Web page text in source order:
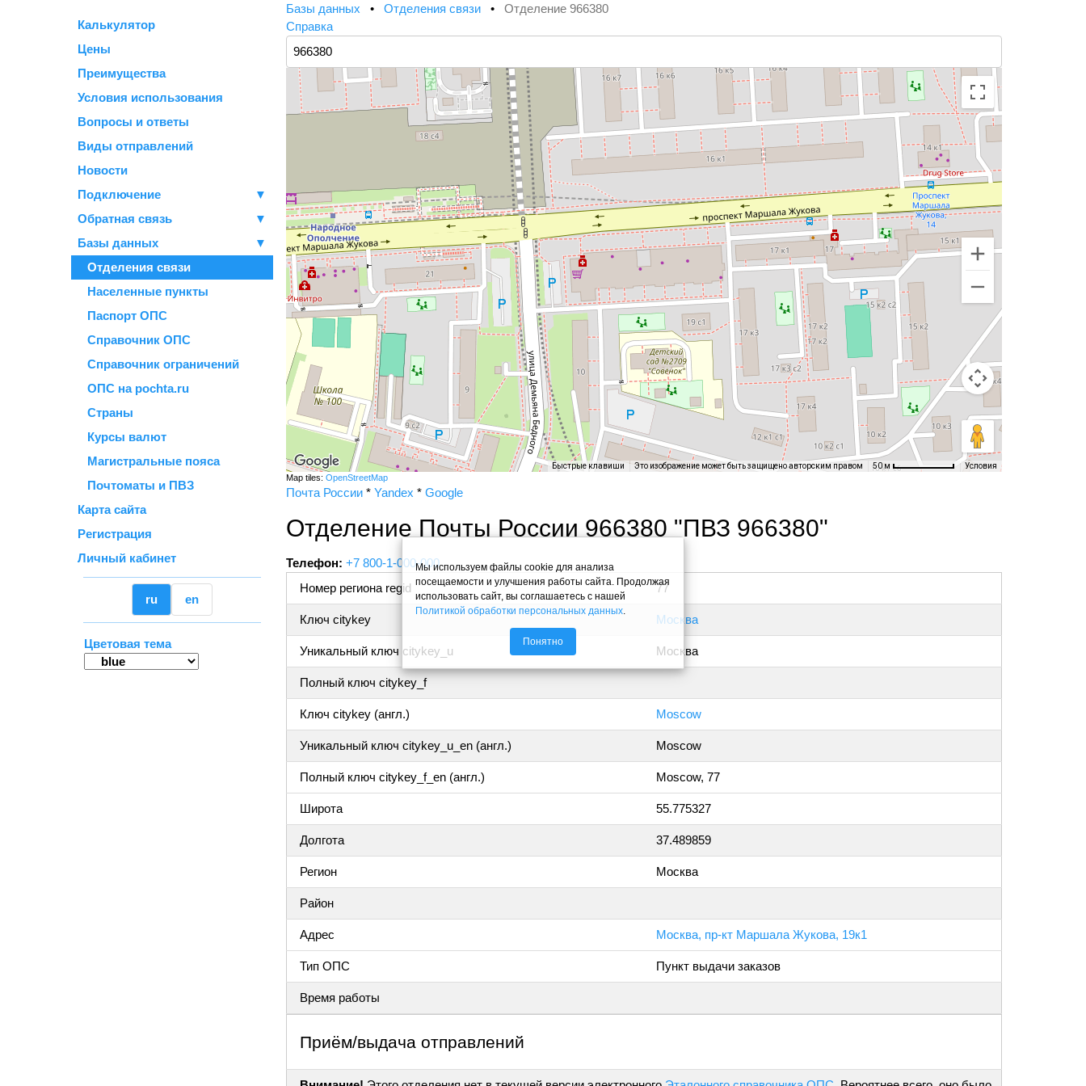
Калькулятор
Цены
Преимущества
Условия использования
Вопросы и ответы
Виды отправлений
Новости
Подключение
▼
Обратная связь
▼
Базы данных
▼
Отделения связи
Населенные пункты
Паспорт ОПС
Справочник ОПС
Справочник ограничений
ОПС на pochta.ru
Страны
Курсы валют
Магистральные пояса
Почтоматы и ПВЗ
Карта сайта
Регистрация
Личный кабинет
ru en
Цветовая тема
Базы данных • Отделения связи • Отделение 966380
Справка
Быстрые клавиши Это изображение может быть защищено авторским правом 50 м Условия
Map tiles: OpenStreetMap
Почта России * Yandex * Google
Отделение Почты России 966380 "ПВЗ 966380"
Телефон: +7 800-1-000-000
Номер региона regid
77
Ключ citykey Москва
Уникальный ключ citykey_u Москва
Полный ключ citykey_f
Ключ citykey (англ.) Moscow
Уникальный ключ citykey_u_en (англ.) Moscow
Полный ключ citykey_f_en (англ.) Moscow, 77
Широта 55.775327
Долгота 37.489859
Регион Москва
Район
Адрес Москва, пр-кт Маршала Жукова, 19к1
Тип ОПС Пункт выдачи заказов
Время работы
Приём/выдача отправлений
Мы используем файлы cookie для анализа
посещаемости и улучшения работы сайта. Продолжая
использовать сайт, вы соглашаетесь с нашей
Политикой обработки персональных данных
Понятно